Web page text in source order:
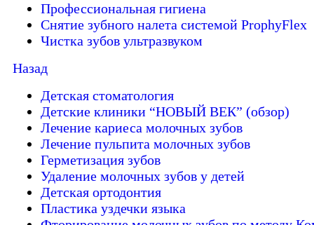
Профессиональная гигиена
Снятие зубного налета системой ProphyFlex
Чистка зубов ультразвуком
Назад
Детская стоматология
Детские клиники “НОВЫЙ ВЕК” (обзор)
Лечение кариеса молочных зубов
Лечение пульпита молочных зубов
Герметизация зубов
Удаление молочных зубов у детей
Детская ортодонтия
Пластика уздечки языка